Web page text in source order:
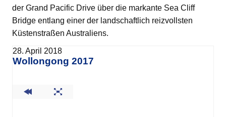
der Grand Pacific Drive über die markante Sea Cliff
Bridge entlang einer der landschaftlich reizvollsten
Küstenstraßen Australiens.
28. April 2018
Wollongong 2017